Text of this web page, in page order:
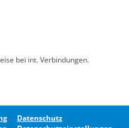
bei int. Verbindungen.
Datenschutz